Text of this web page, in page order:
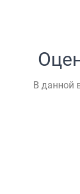
В данной